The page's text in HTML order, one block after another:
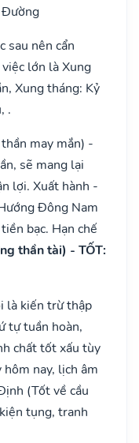
sau nên cẩn
lớn là Xung
Xung tháng: Kỷ
.
may mắn) -
sẽ mang lại
lợi. Xuất hành -
Đông Nam
bạc. Hạn chế
thần tài) - TỐT:
là kiến trừ thập
tự tuần hoàn,
chất tốt xấu tùy
nay, lịch âm
(Tốt về cầu
tụng, tranh